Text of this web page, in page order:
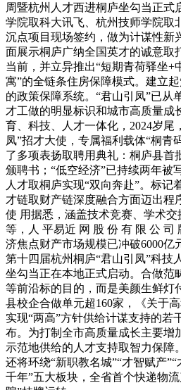
周暨杭州人才西进桐庐坐勾当正式
学院取科大讯飞、杭州技师学院取
沉点项目现场签约，做为计谋性新
面展示桐庐广纳全国英才的诚意取
当前，并立异推出“短期青荷驿坐+
寓”的全链条住房保障模式。建立
的政策保障系统。“君山引凤”已从
才工做的明显标识和城市高质量成
育、科技、人才一体化，2024岁尾
凤”招才大使，专属福利载体“桐青
了多项表扬取聘用典礼：桐庐县首
颁聘书；“低空经济”已持续两年被
人才取桐庐实现“双向奔赴”。标记
才链取财产链深度融合方面迈出程
使 用据悉，涵盖技术竞赛、学术
等，人 平易近 网 股 份 有 限 公 司
济焦点财产市场规模已冲破6000亿
第十四届杭州桐庐“君山引凤”科技
坐勾当正在本地正式启动。合做范
等前沿标的目的，而是美颜生鲜灯
县校企合做单元超160家，《关于
实现“两高”方针供给计谋支持的若
布。为打制全市高质量成长主要增
示范地供给的人才支持取智力保障
还将环绕“新职教名城”“才智赋产
千年”五大板块，全省首个快递物